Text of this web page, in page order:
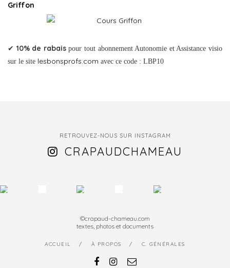
Griffon
✔ 10% de rabaispour tout abonnement Autonomie et Assistance visio
sur le site lesbonsprofs.com avec ce code : LBP10
RETROUVEZ-NOUS SUR INSTAGRAM
CRAPAUDCHAMEAU
©crapaud-chameau.com
textes, photos et documents
ACCUEIL À PROPOS C. GÉNÉRALES